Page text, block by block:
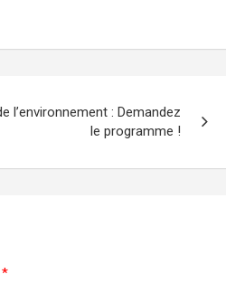
l’environnement : Demandez
le programme !
*